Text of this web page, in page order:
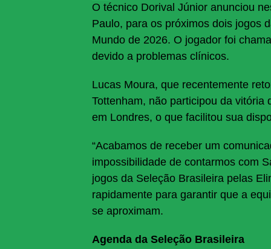
Share
O técnico Dorival Júnior anunciou
Paulo, para os próximos dois jogos
Mundo de 2026. O jogador foi
devido a problemas clínicos.
Lucas Moura, que recentemente
Tottenham, não participou da vitória
em Londres, o que facilitou sua
“Acabamos de receber um
impossibilidade de contarmos com
jogos da Seleção Brasileira pelas
rapidamente para garantir que a
se aproximam.
Agenda da Seleção Brasileira